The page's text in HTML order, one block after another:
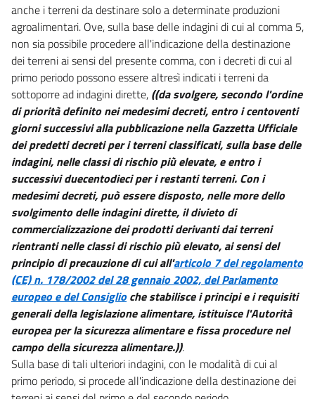
anche i terreni da destinare solo a determinate produzioni
agroalimentari. Ove, sulla base delle indagini di cui al comma 5,
non sia possibile procedere all'indicazione della destinazione
dei terreni ai sensi del presente comma, con i decreti di cui al
primo periodo possono essere altresì indicati i terreni da
sottoporre ad indagini dirette, ((da svolgere, secondo l'ordine
di priorità definito nei medesimi decreti, entro i centoventi
giorni successivi alla pubblicazione nella Gazzetta Ufficiale
dei predetti decreti per i terreni classificati, sulla base delle
indagini, nelle classi di rischio più elevate, e entro i
successivi duecentodieci per i restanti terreni. Con i
medesimi decreti, può essere disposto, nelle more dello
svolgimento delle indagini dirette, il divieto di
commercializzazione dei prodotti derivanti dai terreni
rientranti nelle classi di rischio più elevato, ai sensi del
principio di precauzione di cui all'articolo 7 del regolamento
(CE) n. 178/2002 del 28 gennaio 2002, del Parlamento
europeo e del Consiglioche stabilisce i principi e i requisiti
generali della legislazione alimentare, istituisce l'Autorità
europea per la sicurezza alimentare e fissa procedure nel
campo della sicurezza alimentare.)).
Sulla base di tali ulteriori indagini, con le modalità di cui al
primo periodo, si procede all'indicazione della destinazione dei